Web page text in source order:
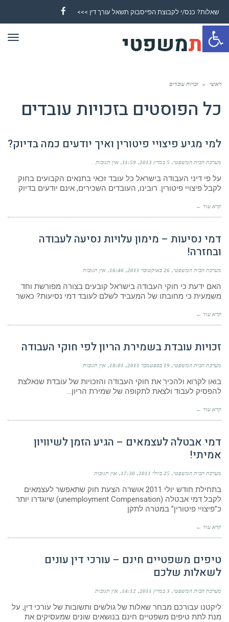
פתח סרגל נגישות
שאלות? כנס/י לקבוצת הפייסבוק תשאל עורך דין >>>
Facebook
ראשי » זכויות עובדים
כל הפוסטים בזכויות עובדים
למי מגיע פיצויי פיטורין ואיך יודעים כמה בדיוק?
מערכת הבית המשפטי 5 במרץ 2013 11:59 אין תגובות
על פי דיני העבודה בישראל כל עובד זכאי בתנאים הקבועים בחוק
לקבל פיצויי פיטורין. רובינו, העובדים השכירים, אינם יודעים בדיוק
קרא עוד ←
דמי נסיעות – מימון עלויות נסיעה לעבודה
ובחזרה!
מערכת הבית המשפטי 26 באוקטובר 2011 16:46 אין תגובות
האם ידעת כי חוקי העבודה בישראל קובעים בצורה מפורשת וחד
משמעית כי מחובתו של המעביד לשלם לעובד דמי נסיעות? כאשר
קרא עוד ←
זכויות עובדת בשמירת הריון לפי חוקי העבודה
מערכת הבית המשפטי 19 בספטמבר 2011 18:01 אין תגובות
בואו לקרוא ולהכיר את חוקי העבודה והזכויות של עובדת שנאלצת
להפסיק לעבוד ולצאת לתקופה של שמירת הריון…
קרא עוד ←
דמי אבטלה לעצמאים – הגיע הזמן לשיוויון
אמיתי!
מערכת הבית המשפטי 25 ביולי 2011 17:30 אין תגובות
בתחילת חודש יולי 2011 אושרה הצעת חוק שתאפשר לעצמאים
לקבל דמי אבטלה (unemployment Compensation) שיוגדרו יותר
כ”פיצויי פיטורין” במטרה לתקן
קרא עוד ←
טיפים משפטיים חינם – עורכי דין עונים
לשאלות שלכם
מערכת הבית המשפטי 3 במרץ 2011 14:12 אין תגובות
ליקטנו עבורכם מבחר שאלות של גולשים ותשובות של עורכי דין, על
מנת לתת טיפים משפטיים חינם בנושאים שונים שמעסיקים את